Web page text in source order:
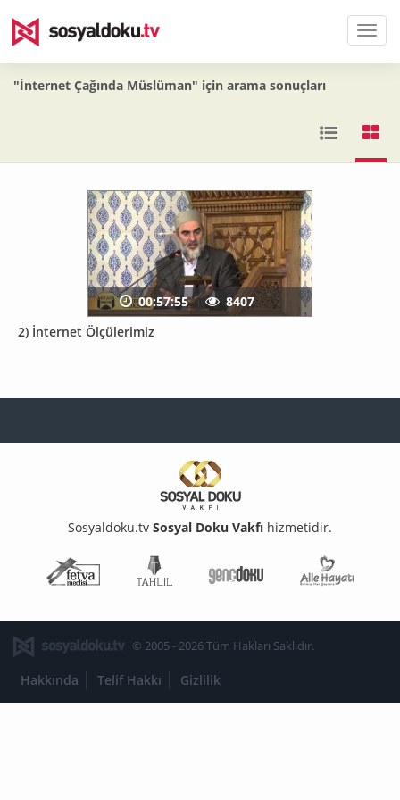
Menü
"İnternet Çağında Müslüman" için arama sonuçları
2) İnternet Ölçülerimiz
00:57:55 8407
Sosyaldoku.tv Sosyal Doku Vakfı hizmetidir.
Fetva Meclisi
Genç Doku
© 2005 - 2026 Tüm Hakları Saklıdır.
Hakkında Telif Hakkı Gizlilik